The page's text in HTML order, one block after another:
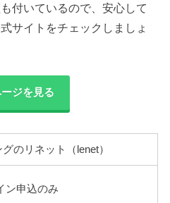
付いているので、安心して
サイトをチェックしましょ
ジを見る
のリネット（lenet）
ン申込のみ